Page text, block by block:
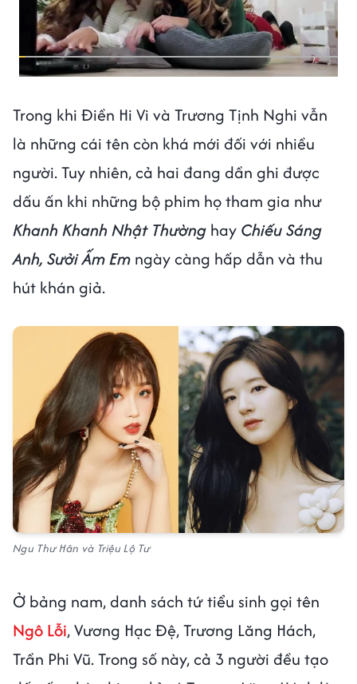
Trong khi Điền Hi Vi và Trương Tịnh Nghi vẫn
là những cái tên còn khá mới đối với nhiều
người. Tuy nhiên, cả hai đang dần ghi được
dấu ấn khi những bộ phim họ tham gia như
Khanh Khanh Nhật Thường hay Chiếu Sáng
Anh, Sưởi Ấm Em ngày càng hấp dẫn và thu
hút khán giả.
Ngu Thư Hân và Triệu Lộ Tư
Ở bảng nam, danh sách tứ tiểu sinh gọi tên
Ngô Lỗi, Vương Hạc Đệ, Trương Lăng Hách,
Trần Phi Vũ. Trong số này, cả 3 người đều tạo